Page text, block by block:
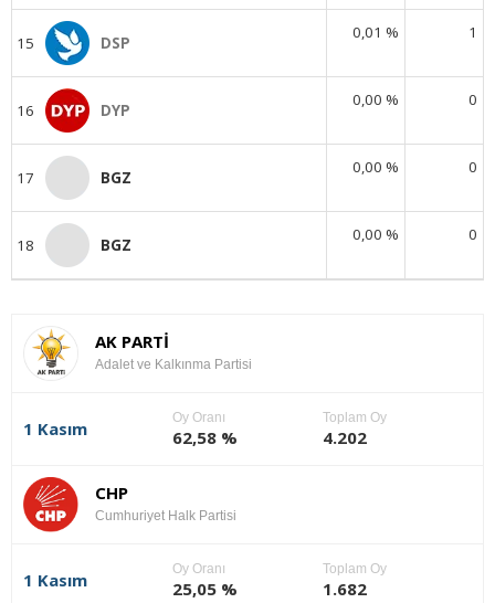
15 DSP
0,01 % 1
16 DYP
0,00 % 0
17 BGZ
0,00 % 0
18 BGZ
0,00 % 0
AK PARTİ
Adalet ve Kalkınma Partisi
1 Kasım
Oy Oranı
62,58 %
Toplam Oy
4.202
CHP
Cumhuriyet Halk Partisi
1 Kasım
Oy Oranı
25,05 %
Toplam Oy
1.682